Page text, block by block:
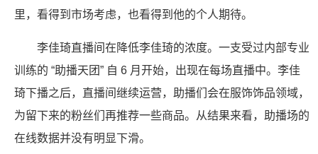
里，看得到市场考虑，也看得到他的个人期待。
李佳琦直播间在降低李佳琦的浓度。一支受过内部专业
训练的 “助播天团” 自 6 月开始，出现在每场直播中。李佳
琦下播之后，直播间继续运营，助播们会在服饰饰品领域，
为留下来的粉丝们再推荐一些商品。从结果来看，助播场的
在线数据并没有明显下滑。